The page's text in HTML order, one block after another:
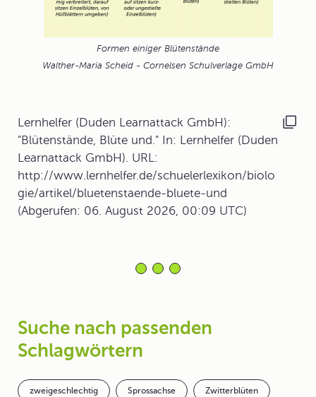
Formen einiger Blütenstände
Walther-Maria Scheid - Cornelsen Schulverlage GmbH
Lernhelfer (Duden Learnattack GmbH):
"Blütenstände, Blüte und." In: Lernhelfer (Duden
Learnattack GmbH). URL:
http://www.lernhelfer.de/schuelerlexikon/biolo
gie/artikel/bluetenstaende-bluete-und
(Abgerufen: 06. August 2026, 00:09 UTC)
Suche nach passenden
Schlagwörtern
zweigeschlechtig Sprossachse Zwitterblüten